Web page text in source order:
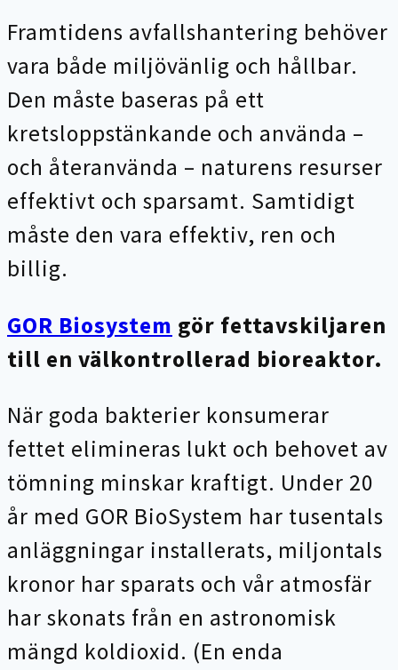
Framtidens avfallshantering behöver
vara både miljövänlig och hållbar.
Den måste baseras på ett
kretsloppstänkande och använda –
och återanvända – naturens resurser
effektivt och sparsamt. Samtidigt
måste den vara effektiv, ren och
billig.
GOR Biosystem gör fettavskiljaren
till en välkontrollerad bioreaktor.
När goda bakterier konsumerar
fettet elimineras lukt och behovet av
tömning minskar kraftigt. Under 20
år med GOR BioSystem har tusentals
anläggningar installerats, miljontals
kronor har sparats och vår atmosfär
har skonats från en astronomisk
mängd koldioxid. (En enda